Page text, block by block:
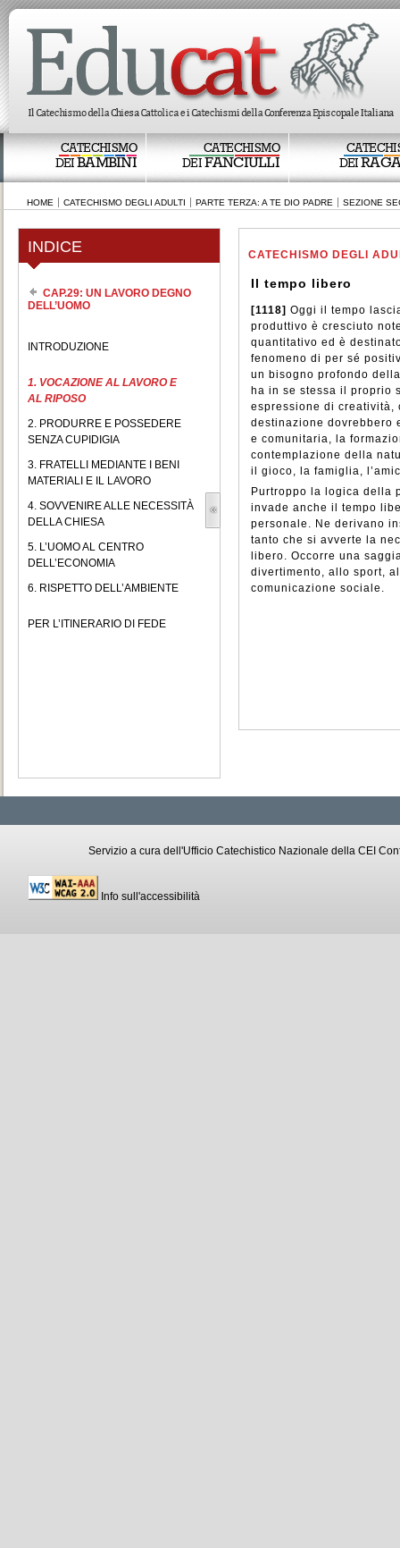
CATECHISMO
DEIBAMBINI
CATECHISMO
DEIFANCIULLI
DEI
HOME CATECHISMO DEGLI ADULTI PARTE TERZA: A TE DIO PADRE SEZIONE
INDICE
CAP.29: UN LAVORO DEGNO
DELL’UOMO
INTRODUZIONE
1. VOCAZIONE AL LAVORO E
AL RIPOSO
2. PRODURRE E POSSEDERE
SENZA CUPIDIGIA
3. FRATELLI MEDIANTE I BENI
MATERIALI E IL LAVORO
4. SOVVENIRE ALLE NECESSITÀ
DELLA CHIESA
5. L’UOMO AL CENTRO
DELL’ECONOMIA
6. RISPETTO DELL’AMBIENTE
PER L’ITINERARIO DI FEDE
CATECHISMO DEGLI
Il tempo libero
[1118] Oggi il tempo
produttivo è cresciuto
quantitativo ed è
fenomeno di per sé
un bisogno profondo
ha in se stessa il proprio
espressione di
destinazione dovrebbero
e comunitaria, la
contemplazione della
il gioco, la famiglia,
Purtroppo la logica della
invade anche il tempo
personale. Ne derivano
tanto che si avverte la
libero. Occorre una
divertimento, allo sport,
comunicazione sociale.
Servizio a cura dell'Ufficio Catechistico Nazionale della CEI
Info sull'accessibilità